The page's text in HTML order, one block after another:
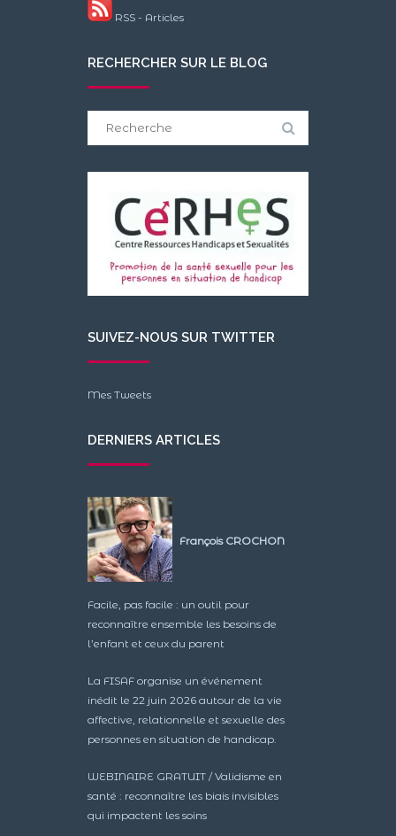
RSS - Articles
RECHERCHER SUR LE BLOG
SUIVEZ-NOUS SUR TWITTER
Mes Tweets
DERNIERS ARTICLES
François CROCHON
Facile, pas facile : un outil pour
reconnaître ensemble les besoins de
l’enfant et ceux du parent
La FISAF organise un événement
inédit le 22 juin 2026 autour de la vie
affective, relationnelle et sexuelle des
personnes en situation de handicap.
WEBINAIRE GRATUIT / Validisme en
santé : reconnaître les biais invisibles
qui impactent les soins